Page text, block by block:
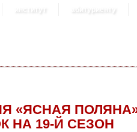
институт абитуриенту
«ЯСНАЯ
НА 19-Й СЕЗОН